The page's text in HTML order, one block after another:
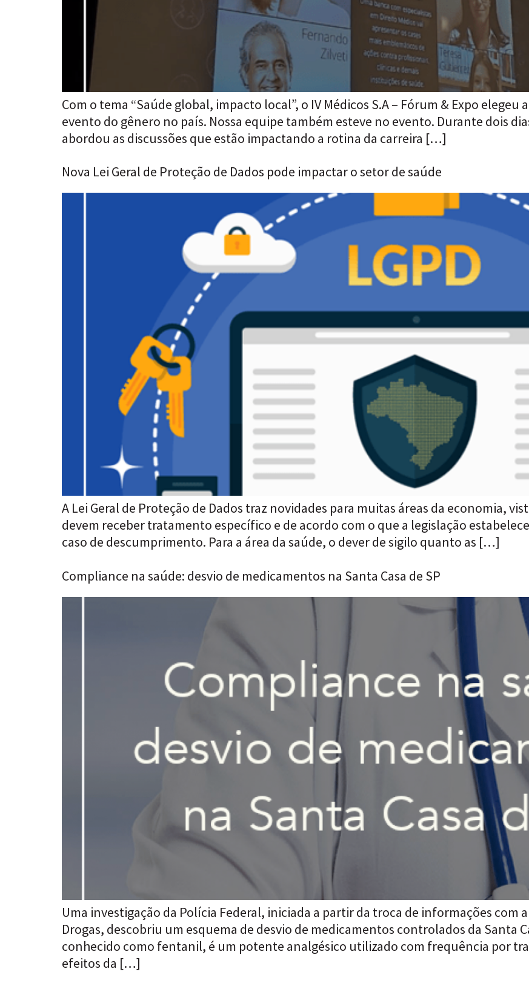
Com o tema “Saúde global, impacto local”, o IV Médicos S.A – Fórum & Expo
evento do gênero no país. Nossa equipe também esteve no evento. Durante dois
abordou as discussões que estão impactando a rotina da carreira […]
Nova Lei Geral de Proteção de Dados pode impactar o setor de saúde
A Lei Geral de Proteção de Dados traz novidades para muitas áreas da economia,
devem receber tratamento específico e de acordo com o que a legislação
caso de descumprimento. Para a área da saúde, o dever de sigilo quanto as […]
Compliance na saúde: desvio de medicamentos na Santa Casa de SP
Uma investigação da Polícia Federal, iniciada a partir da troca de informações com
Drogas, descobriu um esquema de desvio de medicamentos controlados da Santa
conhecido como fentanil, é um potente analgésico utilizado com frequência por
efeitos da […]